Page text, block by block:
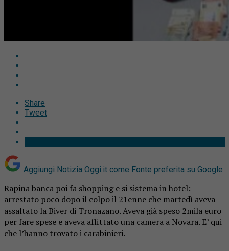
Share
Tweet
Aggiungi Notizia Oggi.it come Fonte preferita su Google
Rapina banca poi fa shopping e si sistema in hotel:
arrestato poco dopo il colpo il 21enne che martedì aveva
assaltato la Biver di Tronazano. Aveva già speso 2mila euro
per fare spese e aveva affittato una camera a Novara. E’ qui
che l’hanno trovato i carabinieri.